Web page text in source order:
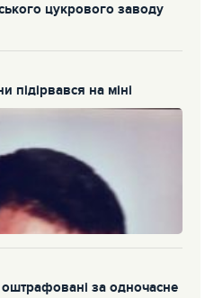
цукрового заводу
підірвався на міні
за одночасне